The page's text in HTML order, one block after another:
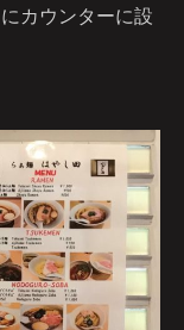
カウンターに設